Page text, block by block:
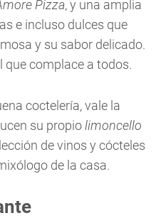
Pizza, y una amplia
e incluso dulces que
y su sabor delicado.
que complace a todos.
coctelería, vale la
su propiolimoncello
de vinos y cócteles
de la casa.